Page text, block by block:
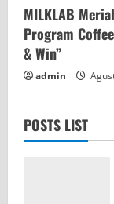
MILKLAB
Program
& Win”
admin
POSTS LIST